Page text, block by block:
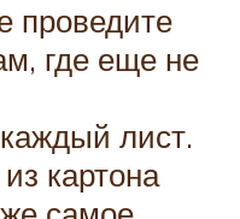
проведите
где еще не
лист.
картона